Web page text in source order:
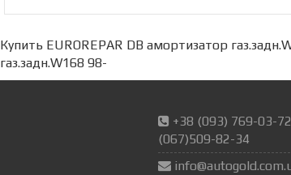
Купить EUROREPAR DB амортизатор
газ.задн.W168 98-
+38 (093) 769-03-
(067)509-82-34